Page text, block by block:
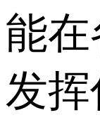
能在
发挥